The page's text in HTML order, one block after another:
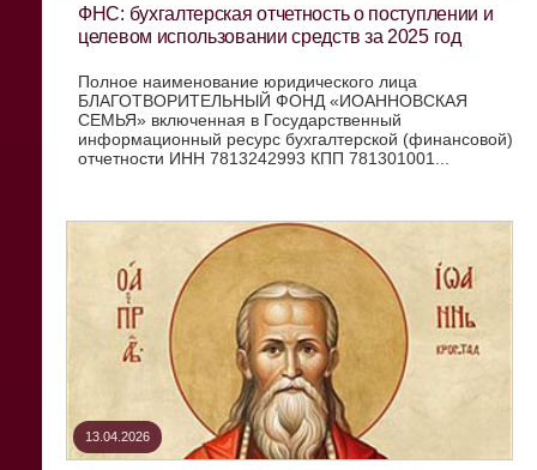
ФНС: бухгалтерская отчетность о поступлении и
целевом использовании средств за 2025 год
Полное наименование юридического лица
БЛАГОТВОРИТЕЛЬНЫЙ ФОНД «ИОАННОВСКАЯ
СЕМЬЯ» включенная в Государственный
информационный ресурс бухгалтерской (финансовой)
отчетности ИНН 7813242993 КПП 781301001...
13.04.2026